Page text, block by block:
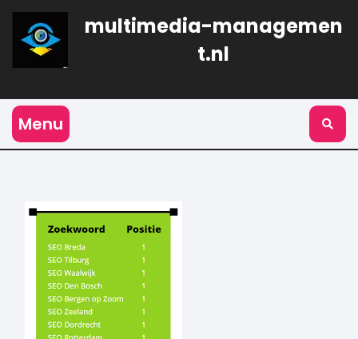
Naar
inhoud
gaan
multimedia-managemen
t.nl
Menu